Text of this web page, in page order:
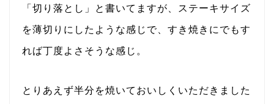
「切り落とし」と書いてますが、ステーキサイズ
を薄切りにしたような感じで、すき焼きにでもす
れば丁度よさそうな感じ。
とりあえず半分を焼いておいしくいただきました